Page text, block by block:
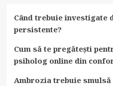
Când trebuie investigate
persistente?
Cum să te pregătești
psiholog online din
Ambrozia trebuie